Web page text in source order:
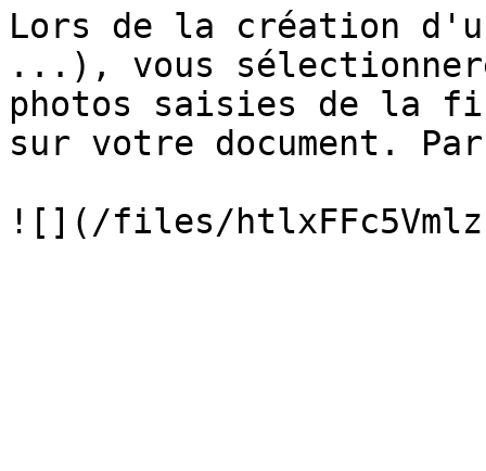
Lors de la création
...), vous
photos saisies de la
sur votre document.